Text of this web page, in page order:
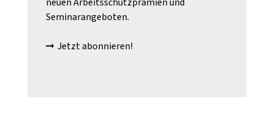
Seminarangeboten.
Jetzt abonnieren!